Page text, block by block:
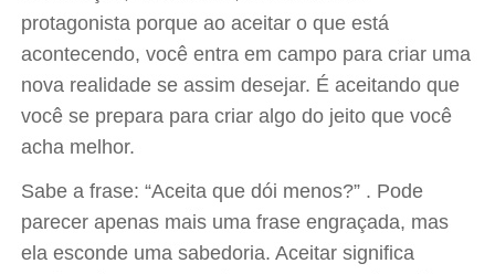
protagonista porque ao aceitar o que está
acontecendo, você entra em campo para criar uma
nova realidade se assim desejar. É aceitando que
você se prepara para criar algo do jeito que você
acha melhor.
Sabe a frase: “Aceita que dói menos?” . Pode
parecer apenas mais uma frase engraçada, mas
ela esconde uma sabedoria. Aceitar significa